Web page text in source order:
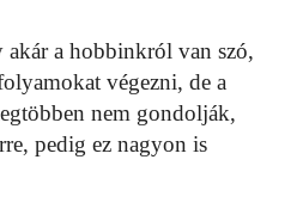
a hobbinkról van szó,
végezni, de a
nem gondolják,
pedig ez nagyon is